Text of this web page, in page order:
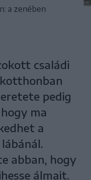
a zenében
családi
pedig
ma
a
abban, hogy
álmait.